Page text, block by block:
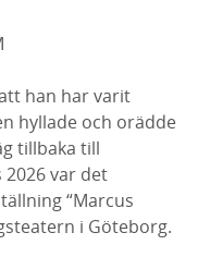
han har varit
hyllade och orädde
tillbaka till
2026 var det
“Marcus
i Göteborg.